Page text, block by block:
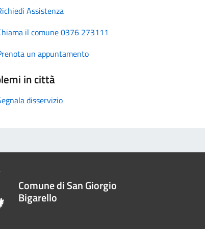
Assistenza
il comune 0376 273111
un appuntamento
in città
disservizio
Comune di San Giorgio
Bigarello